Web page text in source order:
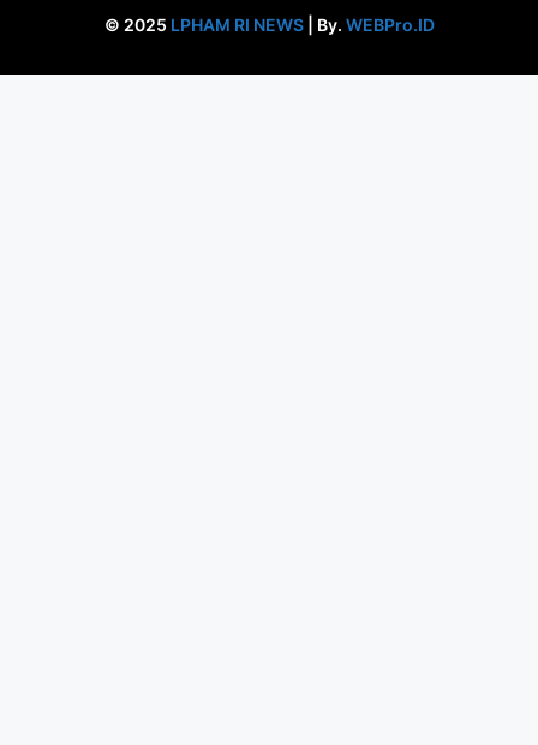
© 2025 LPHAM RI NEWS| By. WEBPro.ID